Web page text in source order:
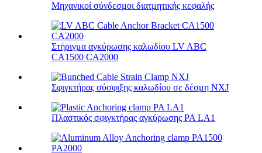
Μηχανικοί σύνδεσμοι διατμητικής κεφαλής
Στήριγμα αγκύρωσης καλωδίου LV ABC
CA1500 CA2000
Σφιγκτήρας σύσφιξης καλωδίου σε δέσμη NXJ
Πλαστικός σφιγκτήρας αγκύρωσης PA LA1